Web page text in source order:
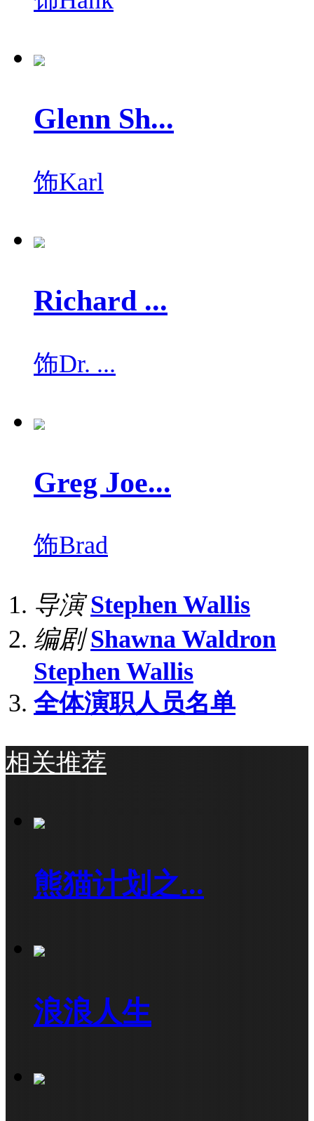
Glenn Sh...
饰Karl
Richard ...
饰Dr. ...
Greg Joe...
饰Brad
导演 Stephen Wallis
编剧 Shawna Waldron
Stephen Wallis
全体演职人员名单
相关推荐
熊猫计划之...
浪浪人生